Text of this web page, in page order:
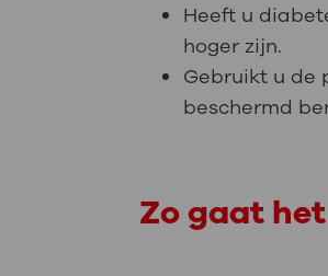
Heeft u
hoger zijn.
Gebruikt u de
beschermd
Zo gaat